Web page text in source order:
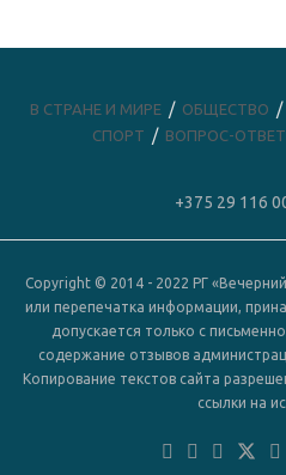
В СТРАНЕ И МИРЕ ОБЩЕСТВО
СПОРТ
ВОПРОС-ОТВЕТ
+375 29 116
Copyright © 2014 - 2022 РГ
или перепечатка информации,
допускается только с
содержание отзывов
Копирование текстов сайта
ссылки на